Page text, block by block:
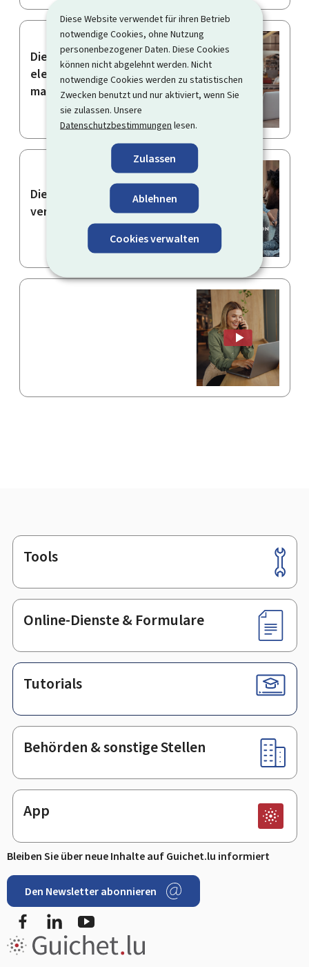
Diese Website verwendet für ihren Betrieb
notwendige Cookies, ohne Nutzung
personenbezogener Daten. Diese Cookies
können nicht abgelehnt werden. Nicht
notwendige Cookies werden zu statistischen
Zwecken benutzt und nur aktiviert, wenn Sie
sie zulassen. Unsere
Datenschutzbestimmungen lesen.
Zulassen
Ablehnen
Cookies verwalten
Die Daten einer
elektronischen Rechnung
manuell eingeben
Die Definition von KMU
verstehen
Footer
Tools
Online-Dienste & Formulare
Tutorials
Behörden & sonstige Stellen
App
Bleiben Sie über neue Inhalte auf Guichet.lu informiert
Den Newsletter abonnieren
FacebookLinkedIn